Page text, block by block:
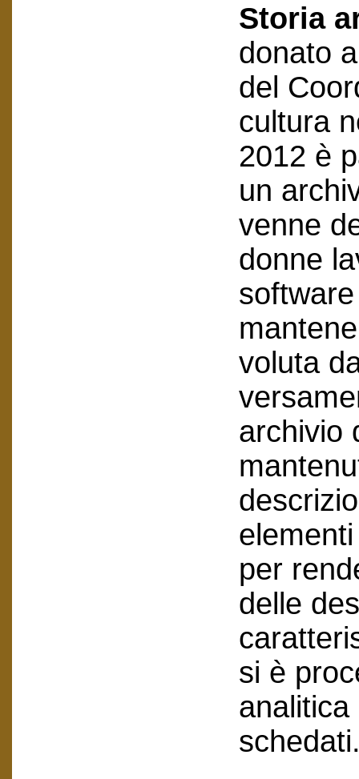
Storia
donato
del
cultura
2012 è
un
venne
donne
voluta
archivio
per
delle
si è